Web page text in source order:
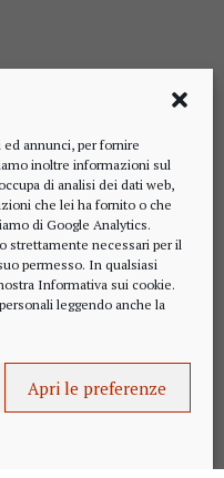
annunci, per fornire
inoltre informazioni sul
di analisi dei dati web,
che lei ha fornito o che
di Google Analytics.
strettamente necessari per il
permesso. In qualsiasi
Informativa sui cookie.
leggendo anche la
Apri le preferenze